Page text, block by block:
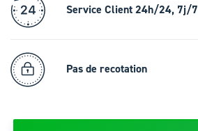
Service Client 24h/24, 7j/7
Pas de recotation